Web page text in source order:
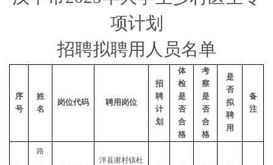
项计划
招聘拟聘用人员名单
序
号
姓
名
岗位代码 聘用岗位
招
聘
计
划
体
检
是
否
合
格
考
察
是
否
合
格
是
否
拟
聘
用
备
注
路
洋县谢村镇杜